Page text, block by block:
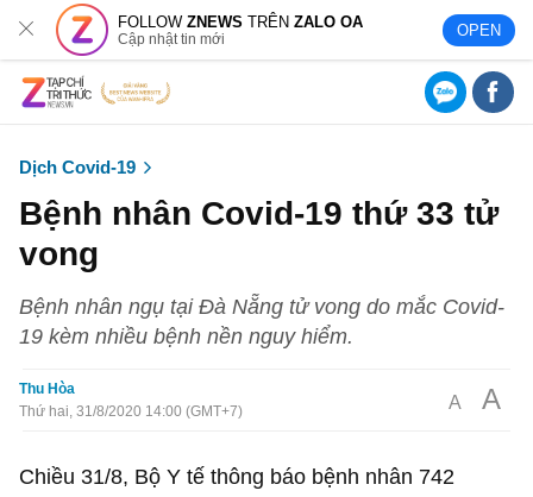
FOLLOWZNEWS TRÊNZALO OA
Cập nhật tin mới OPEN
Dịch Covid-19
Bệnh nhân Covid-19 thứ 33 tử
vong
Bệnh nhân ngụ tại Đà Nẵng tử vong do mắc Covid-
19 kèm nhiều bệnh nền nguy hiểm.
Thu Hòa
Thứ hai, 31/8/2020 14:00 (GMT+7)
A A
Chiều 31/8, Bộ Y tế thông báo bệnh nhân 742